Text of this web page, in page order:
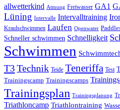
allwetterkind Atmung Freiwasser GA1
Lüning Intervalle Intervalltraining
Kraulschwimmen Laufen Openwater
Schneller schwimmen Schnelligkeit
Schwimmen
T3Technik Teide Teneriffa Test
Trainingscamp Trainingscamps
Trainingsplan Trainingsplanung
Triathloncamp Triathlontraining